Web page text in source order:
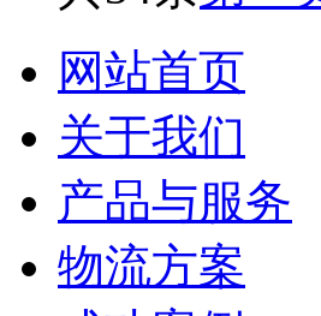
网站首页
关于我们
产品与服务
物流方案